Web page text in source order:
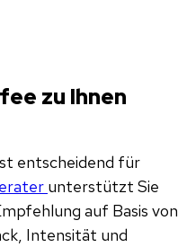
zu Ihnen
entscheidend für
unterstützt Sie
auf Basis von
Intensität und